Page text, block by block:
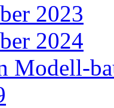
2023
2024
Modell-